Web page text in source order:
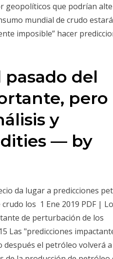
geopolíticos que podrían
mundial de crudo
imposible” hacer
pasado del
pero
y
— by
da lugar a predicciones
los 1 Ene 2019 PDF |
de perturbación de los
Las "predicciones
el petróleo volverá